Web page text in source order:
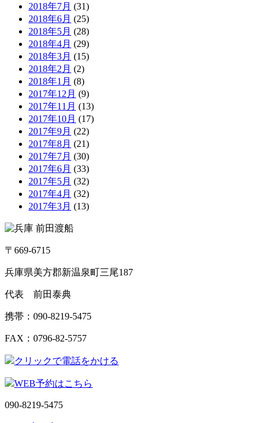
2018年7月 (31)
2018年6月 (25)
2018年5月 (28)
2018年4月 (29)
2018年3月 (15)
2018年2月 (2)
2018年1月 (8)
2017年12月 (9)
2017年11月 (13)
2017年10月 (17)
2017年9月 (22)
2017年8月 (21)
2017年7月 (30)
2017年6月 (33)
2017年5月 (32)
2017年4月 (32)
2017年3月 (13)
〒669-6715
兵庫県美方郡新温泉町三尾187
代表 前田泰典
携帯：090-8219-5475
FAX：0796-82-5757
クリックで電話をかける
WEB予約はこちら
090-8219-5475